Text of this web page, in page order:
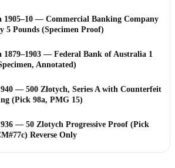
1905–10 — Commercial Banking Company
5 Pounds (Specimen Proof)
1879–1903 — Federal Bank of Australia 1
Annotated)
— 500 Złotych, Series A with Counterfeit
(Pick 98a, PMG 15)
— 50 Zlotych Progressive Proof (Pick
Reverse Only